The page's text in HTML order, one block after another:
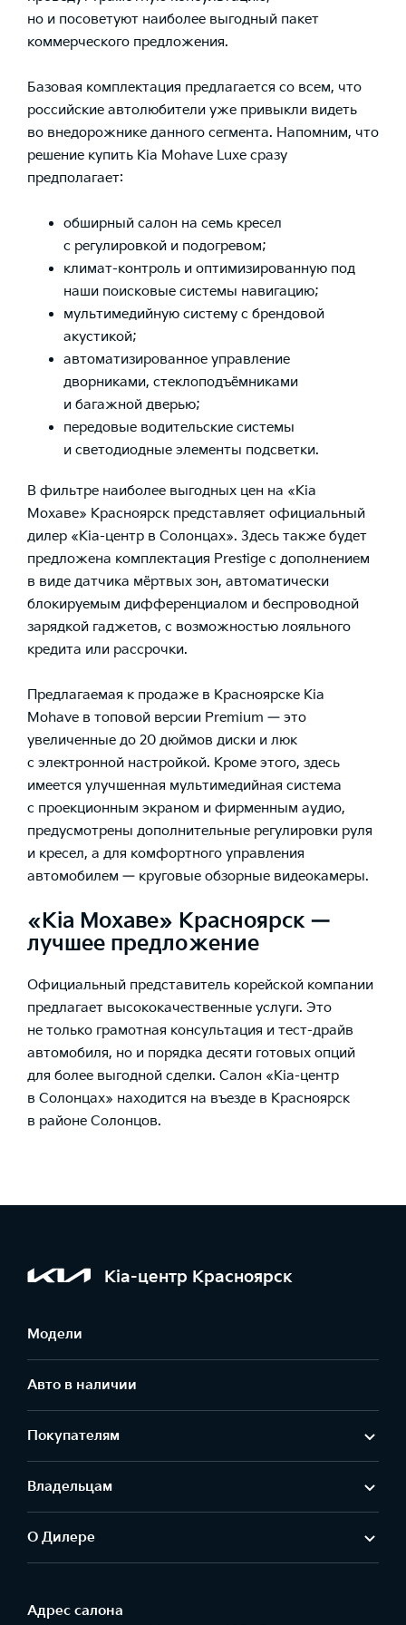
но и посоветуют наиболее выгодный пакет
коммерческого предложения.
Базовая комплектация предлагается со всем, что
российские автолюбители уже привыкли видеть
во внедорожнике данного сегмента. Напомним, что
решение купить Kia Mohave Luxe сразу
предполагает:
обширный салон на семь кресел
с регулировкой и подогревом;
климат-контроль и оптимизированную под
наши поисковые системы навигацию;
мультимедийную систему с брендовой
акустикой;
автоматизированное управление
дворниками, стеклоподъёмниками
и багажной дверью;
передовые водительские системы
и светодиодные элементы подсветки.
В фильтре наиболее выгодных цен на «Kia
Мохаве» Красноярск представляет официальный
дилер «Kia-центр в Солонцах». Здесь также будет
предложена комплектация Prestige с дополнением
в виде датчика мёртвых зон, автоматически
блокируемым дифференциалом и беспроводной
зарядкой гаджетов, с возможностью лояльного
кредита или рассрочки.
Предлагаемая к продаже в Красноярске Kia
Mohave в топовой версии Premium — это
увеличенные до 20 дюймов диски и люк
с электронной настройкой. Кроме этого, здесь
имеется улучшенная мультимедийная система
с проекционным экраном и фирменным аудио,
предусмотрены дополнительные регулировки руля
и кресел, а для комфортного управления
автомобилем — круговые обзорные видеокамеры.
«Kia Мохаве» Красноярск —
лучшее предложение
Официальный представитель корейской компании
предлагает высококачественные услуги. Это
не только грамотная консультация и тест-драйв
автомобиля, но и порядка десяти готовых опций
для более выгодной сделки. Салон «Kia-центр
в Солонцах» находится на въезде в Красноярск
в районе Солонцов.
Kia-центр Красноярск
Модели
Авто в наличии
Покупателям
Владельцам
О Дилере
Адрес салонa